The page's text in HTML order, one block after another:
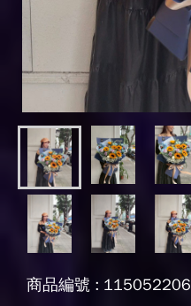
商品編號 : 115052206